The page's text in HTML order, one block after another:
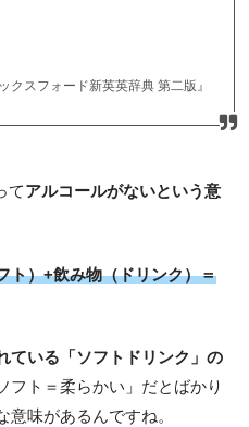
クスフォード新英英辞典 第二版』
てアルコールがないという意
ト）+飲み物（ドリンク）＝
ている「ソフトドリンク」の
フト＝柔らかい」だとばかり
味があるんですね。